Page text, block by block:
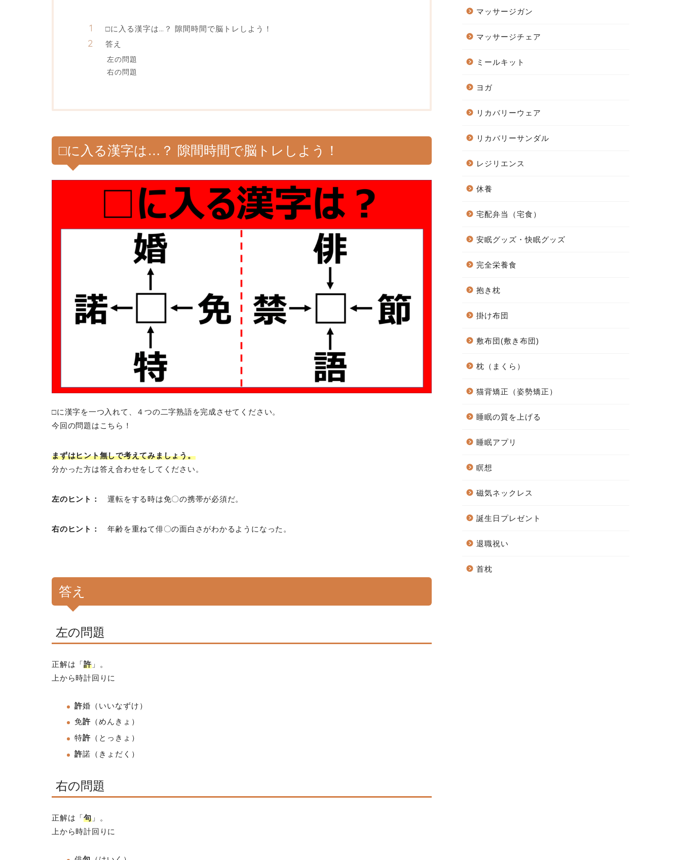
□に入る漢字は…？ 隙間時間で脳トレしよう！
答え
左の問題
右の問題
□に入る漢字は…？ 隙間時間で脳トレしよう！
□に漢字を一つ入れて、４つの二字熟語を完成させてください。
今回の問題はこちら！
まずはヒント無しで考えてみましょう。
分かった方は答え合わせをしてください。
左のヒント： 運転をする時は免〇の携帯が必須だ。
右のヒント： 年齢を重ねて俳〇の面白さがわかるようになった。
答え
左の問題
正解は「許」。
上から時計回りに
許婚（いいなずけ）
免許 （めんきょ）
特許 （とっきょ）
許諾 （きょだく）
右の問題
正解は「句」。
上から時計回りに
マッサージガン
マッサージチェア
ミールキット
ヨガ
リカバリーウェア
リカバリーサンダル
レジリエンス
休養
宅配弁当（宅食）
安眠グッズ・快眠グッズ
完全栄養食
抱き枕
掛け布団
敷布団(敷き布団)
枕（まくら）
猫背矯正（姿勢矯正）
睡眠の質を上げる
睡眠アプリ
瞑想
磁気ネックレス
誕生日プレゼント
退職祝い
首枕